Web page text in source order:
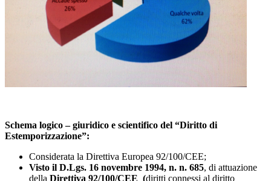
Schema logico – giuridico e scientifico del “Diritto di
Estemporizzazione”:
Considerata la Direttiva Europea 92/100/CEE;
Visto il D.Lgs. 16 novembre 1994, n. n. 685, di attuazione
della Direttiva 92/100/CEE (diritti connessi al diritto